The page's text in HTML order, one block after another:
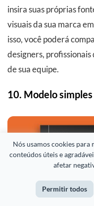
Nós usamos cookies
conteúdos úteis e
afetar
Permitir todos
insira suas próprias
visuais da sua marca
isso, você poderá
designers,
de sua equipe.
10. Modelo